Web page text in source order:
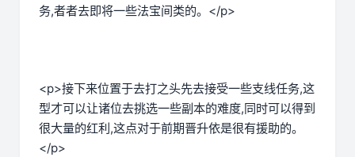
务,者者去即将一些法宝间类的。</p>
<p>接下来位置于去打之头先去接受一些支线任务,这
型才可以让诸位去挑选一些副本的难度,同时可以得到
很大量的红利,这点对于前期晋升依是很有援助的。
</p>